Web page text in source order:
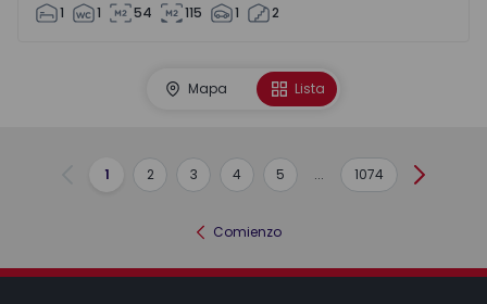
1 1 54 115 1 2
Mapa Lista
Anterior
1 2 3 4 5 ... 1074
Comienzo